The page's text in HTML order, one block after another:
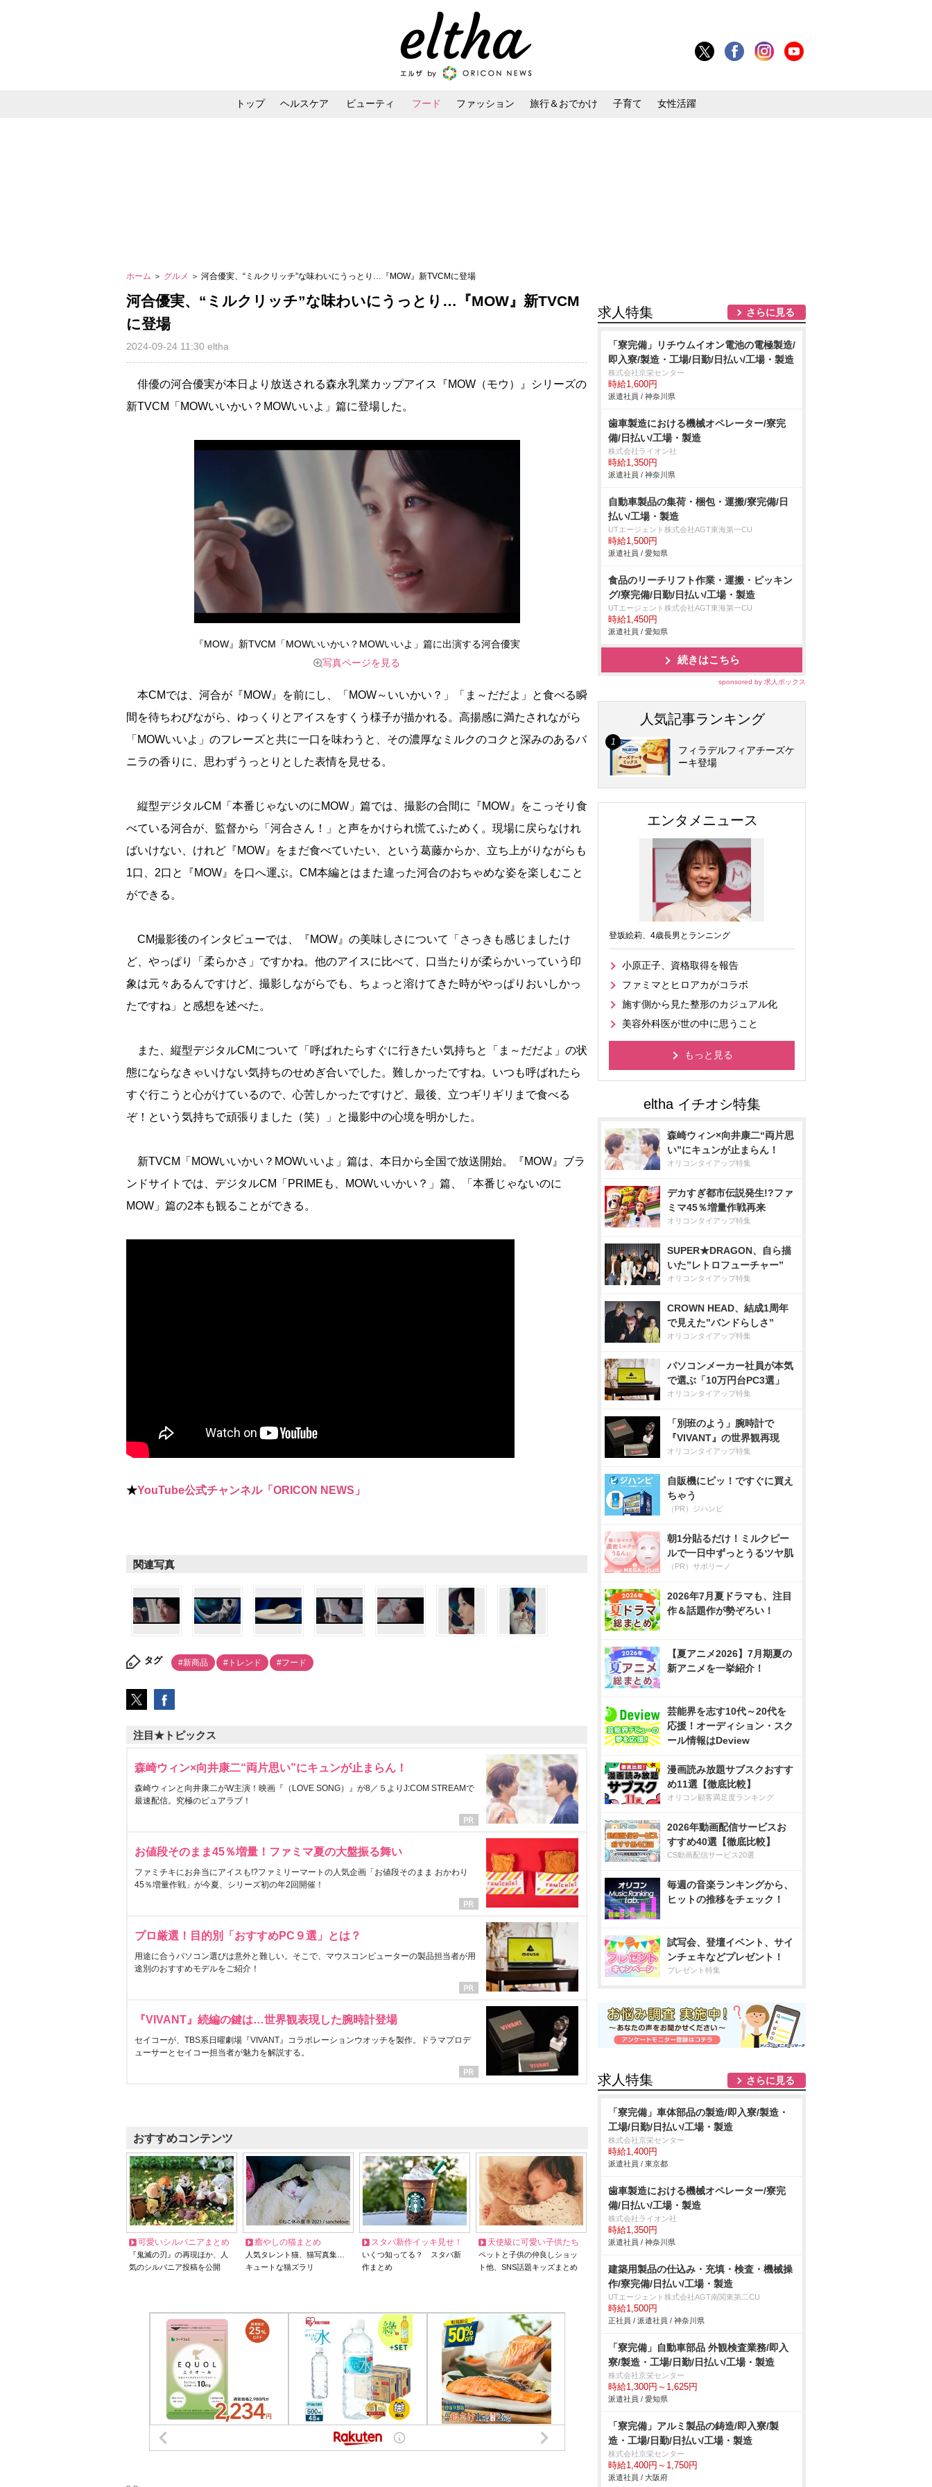
トップ ヘルスケア ビューティ フード ファッション 旅行＆おでかけ 子育て 女性活躍
ホーム ＞ グルメ ＞ 河合優実、“ミルクリッチ”な味わいにうっとり…『MOW』新TVCMに登場
河合優実、“ミルクリッチ”な味わいにうっとり…『MOW』新TVCM
に登場
2024-09-24 11:30 eltha
俳優の河合優実が本日より放送される森永乳業カップアイス『MOW（モウ）』シリーズの
新TVCM「MOWいいかい？MOWいいよ」篇に登場した。
『MOW』新TVCM「MOWいいかい？MOWいいよ」篇に出演する河合優実
写真ページを見る
本CMでは、河合が『MOW』を前にし、「MOW～いいかい？」「ま～だだよ」と食べる瞬
間を待ちわびながら、ゆっくりとアイスをすくう様子が描かれる。高揚感に満たされながら
「MOWいいよ」のフレーズと共に一口を味わうと、その濃厚なミルクのコクと深みのあるバ
ニラの香りに、思わずうっとりとした表情を見せる。
縦型デジタルCM「本番じゃないのにMOW」篇では、撮影の合間に『MOW』をこっそり食
べている河合が、監督から「河合さん！」と声をかけられ慌てふためく。現場に戻らなけれ
ばいけない、けれど『MOW』をまだ食べていたい、という葛藤からか、立ち上がりながらも
1口、2口と『MOW』を口へ運ぶ。CM本編とはまた違った河合のおちゃめな姿を楽しむこと
ができる。
CM撮影後のインタビューでは、『MOW』の美味しさについて「さっきも感じましたけ
ど、やっぱり「柔らかさ」ですかね。他のアイスに比べて、口当たりが柔らかいっていう印
象は元々あるんですけど、撮影しながらでも、ちょっと溶けてきた時がやっぱりおいしかっ
たですね」と感想を述べた。
また、縦型デジタルCMについて「呼ばれたらすぐに行きたい気持ちと「ま～だだよ」の状
態にならなきゃいけない気持ちのせめぎ合いでした。難しかったですね。いつも呼ばれたら
すぐ行こうと心がけているので、心苦しかったですけど、最後、立つギリギリまで食べる
ぞ！という気持ちで頑張りました（笑）」と撮影中の心境を明かした。
新TVCM「MOWいいかい？MOWいいよ」篇は、本日から全国で放送開始。『MOW』ブラ
ンドサイトでは、デジタルCM「PRIMEも、MOWいいかい？」篇、「本番じゃないのに
MOW」篇の2本も観ることができる。
★YouTube公式チャンネル「ORICON NEWS」
関連写真
タグ #新商品 #トレンド #フード
注目★トピックス
森崎ウィン×向井康二“両片思い”にキュンが止まらん！
森崎ウィンと向井康二がW主演！映画『（LOVE SONG）』が8／５よりJ:COM STREAMで
最速配信。究極のピュアラブ！
お値段そのまま45％増量！ファミマ夏の大盤振る舞い
ファミチキにお弁当にアイスも!?ファミリーマートの人気企画「お値段そのまま おかわり
45％増量作戦」が今夏、シリーズ初の年2回開催！
プロ厳選！目的別「おすすめPC９選」とは？
用途に合うパソコン選びは意外と難しい。そこで、マウスコンピューターの製品担当者が用
途別のおすすめモデルをご紹介！
『VIVANT』続編の鍵は…世界観表現した腕時計登場
セイコーが、TBS系日曜劇場『VIVANT』コラボレーションウオッチを製作。ドラマプロデ
ューサーとセイコー担当者が魅力を解説する。
おすすめコンテンツ
可愛いシルバニアまとめ
『鬼滅の刃』の再現ほか、人
気のシルバニア投稿を公開
癒やしの猫まとめ
人気タレント猫、猫写真集…
キュートな猫ズラリ
スタバ新作イッキ見せ！
いくつ知ってる？ スタバ新
作まとめ
天使級に可愛い子供たち
ペットと子供の仲良しショッ
ト他、SNS話題キッズまとめ
求人特集 さらに見る
「寮完備」リチウムイオン電池の電極製造/
即入寮/製造・工場/日勤/日払い/工場・製造
株式会社京栄センター
時給1,600円
派遣社員 / 神奈川県
歯車製造における機械オペレーター/寮完
備/日払い/工場・製造
株式会社ライオン社
時給1,350円
派遣社員 / 神奈川県
自動車製品の集荷・梱包・運搬/寮完備/日
払い/工場・製造
UTエージェント株式会社AGT東海第一CU
時給1,500円
派遣社員 / 愛知県
食品のリーチリフト作業・運搬・ピッキン
グ/寮完備/日勤/日払い/工場・製造
UTエージェント株式会社AGT東海第一CU
時給1,450円
派遣社員 / 愛知県
続きはこちら
sponsored by 求人ボックス
人気記事ランキング
フィラデルフィアチーズケ
ーキ登場
エンタメニュース
登坂絵莉、4歳長男とランニング
小原正子、資格取得を報告
ファミマとヒロアカがコラボ
施す側から見た整形のカジュアル化
美容外科医が世の中に思うこと
もっと見る
森崎ウィン×向井康二“両片思
い”にキュンが止まらん！
オリコンタイアップ特集
デカすぎ都市伝説発生!?ファ
ミマ45％増量作戦再来
オリコンタイアップ特集
SUPER★DRAGON、自ら描
いた”レトロフューチャー”
オリコンタイアップ特集
CROWN HEAD、結成1周年
で見えた”バンドらしさ”
オリコンタイアップ特集
パソコンメーカー社員が本気
で選ぶ「10万円台PC3選」
オリコンタイアップ特集
「別班のよう」腕時計で
『VIVANT』の世界観再現
オリコンタイアップ特集
自販機にピッ！ですぐに買え
ちゃう
（PR）ジハンピ
朝1分貼るだけ！ミルクピー
ルで一日中ずっとうるツヤ肌
（PR）サボリーノ
2026年7月夏ドラマも、注目
作＆話題作が勢ぞろい！
【夏アニメ2026】7月期夏の
新アニメを一挙紹介！
芸能界を志す10代～20代を
応援！オーディション・スク
ール情報はDeview
漫画読み放題サブスクおすす
め11選【徹底比較】
オリコン顧客満足度ランキング
2026年動画配信サービスお
すすめ40選【徹底比較】
CS動画配信サービス20選
毎週の音楽ランキングから、
ヒットの推移をチェック！
試写会、登壇イベント、サイ
ンチェキなどプレゼント！
プレゼント特集
求人特集 さらに見る
「寮完備」車体部品の製造/即入寮/製造・
工場/日勤/日払い/工場・製造
株式会社京栄センター
時給1,400円
派遣社員 / 東京都
歯車製造における機械オペレーター/寮完
備/日払い/工場・製造
株式会社ライオン社
時給1,350円
派遣社員 / 神奈川県
建築用製品の仕込み・充填・検査・機械操
作/寮完備/日払い/工場・製造
UTエージェント株式会社AGT南関東第二CU
時給1,500円
正社員 / 派遣社員 / 神奈川県
「寮完備」自動車部品 外観検査業務/即入
寮/製造・工場/日勤/日払い/工場・製造
株式会社京栄センター
時給1,300円～1,625円
派遣社員 / 愛知県
「寮完備」アルミ製品の鋳造/即入寮/製
造・工場/日勤/日払い/工場・製造
株式会社京栄センター
時給1,400円～1,750円
派遣社員 / 大阪府